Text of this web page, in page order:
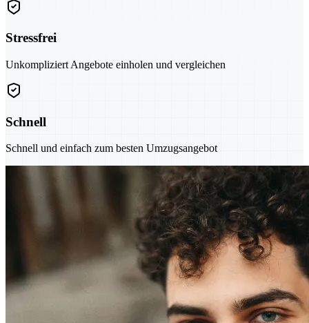
Stressfrei
Unkompliziert Angebote einholen und vergleichen
Schnell
Schnell und einfach zum besten Umzugsangebot